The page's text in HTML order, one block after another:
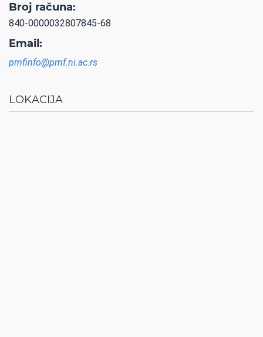
Broj računa:
840-0000032807845-68
Email:
pmfinfo@pmf.ni.ac.rs
LOKACIJA